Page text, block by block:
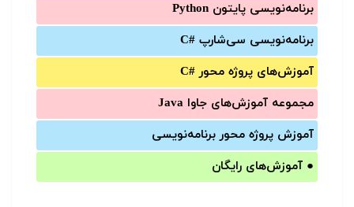
برنامه‌نویسی پایتون Python
برنامه‌‌نویسی سی‌شارپ C#‎
آموزش‌های پروژه محور #C
مجموعه آموزش‌های جاوا Java
آموزش‌ پروژه محور برنامه‌نویسی
● آموزش‌های رایگان